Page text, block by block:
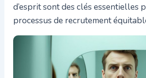
d’esprit sont des clés essentielles
processus de recrutement